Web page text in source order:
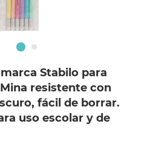
Stabilo para
resistente con
fácil de borrar.
uso escolar y de